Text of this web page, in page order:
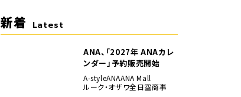
新着 Latest
ANA、「2027年 ANAカレ
ンダー」予約販売開始
A-styleANAANA Mall
ルーク・オザワ全日空商事